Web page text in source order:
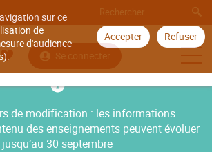
sur ce
de
d'audience
Accepter Refuser
Se connecter
de modification : les informations
des enseignements peuvent évoluer
jusqu’au 30 septembre